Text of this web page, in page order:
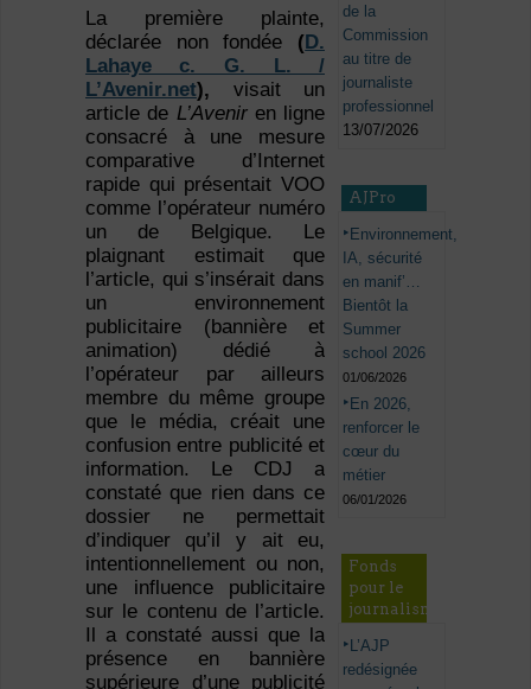
La première plainte,
déclarée non fondée (D.
Lahaye c. G. L. /
L’Avenir.net), visait un
article de L’Aveniren ligne
consacré à une mesure
comparative d’Internet
rapide qui présentait VOO
comme l’opérateur numéro
un de Belgique. Le
plaignant estimait que
l’article, qui s’insérait dans
un environnement
publicitaire (bannière et
animation) dédié à
l’opérateur par ailleurs
membre du même groupe
que le média, créait une
confusion entre publicité et
information. Le CDJ a
constaté que rien dans ce
dossier ne permettait
d’indiquer qu’il y ait eu,
intentionnellement ou non,
une influence publicitaire
sur le contenu de l’article.
Il a constaté aussi que la
présence en bannière
supérieure d’une publicité
de la
Commission
au titre de
journaliste
professionnel
13/07/2026
AJPro
Environnement,
IA, sécurité
en manif’…
Bientôt la
Summer
school 2026
01/06/2026
En 2026,
renforcer le
cœur du
métier
06/01/2026
Fonds
pour le
journalisme
L’AJP
redésignée